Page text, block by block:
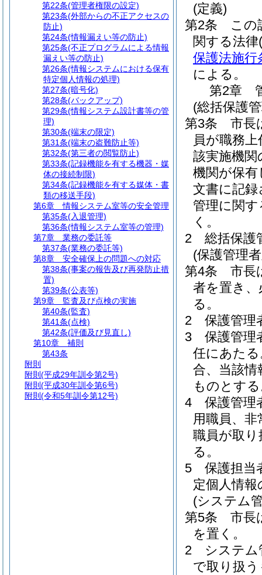
(定義)
第2条
この
関する法律
保護法施行
による。
第2章
(総括保護
第3条
市長
員が職務
該実施機
機関が保
文書に記
管理に関
く。
2
総括保護
(保護管理
第4条
市長
者を置き
る。
2
保護管理
3
保護管理
任にあたる
合、当該
ものとす
4
保護管理
用職員、
職員が取
る。
5
保護担当
定個人情
(システム
第5条
市長
を置く。
2
システム
で取り扱
第22条(管理者権限の設定)
第23条(外部からの不正アクセスの
防止)
第24条(情報漏えい等の防止)
第25条(不正プログラムによる情報
漏えい等の防止)
第26条(情報システムにおける保有
特定個人情報の処理)
第27条(暗号化)
第28条(バックアップ)
第29条(情報システム設計書等の管
理)
第30条(端末の限定)
第31条(端末の盗難防止等)
第32条(第三者の閲覧防止)
第33条(記録機能を有する機器・媒
体の接続制限)
第34条(記録機能を有する媒体・書
類の移送手段)
第6章
情報システム室等の安全管理
第35条(入退管理)
第36条(情報システム室等の管理)
第7章
業務の委託等
第37条(業務の委託等)
第8章
安全確保上の問題への対応
第38条(事案の報告及び再発防止措
置)
第39条(公表等)
第9章
監査及び点検の実施
第40条(監査)
第41条(点検)
第42条(評価及び見直し)
第10章
補則
第43条
附則
附則 (平成29年訓令第2号)
附則 (平成30年訓令第6号)
附則 (令和5年訓令第12号)